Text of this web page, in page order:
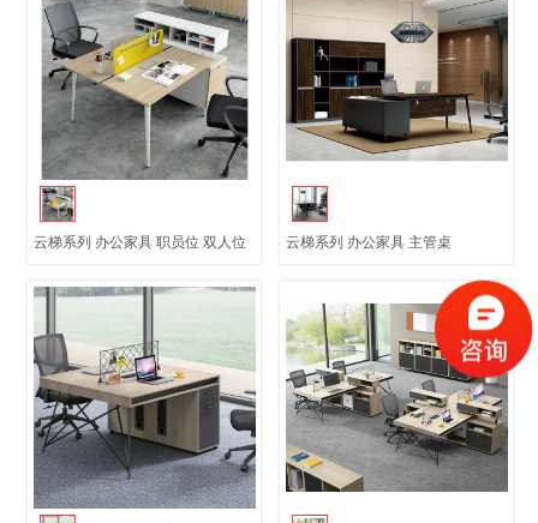
云梯系列 办公家具 职员位 双人位 云梯系列 办公家具 主管桌